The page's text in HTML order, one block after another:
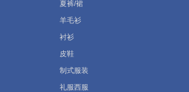
夏裤/裙
羊毛衫
衬衫
皮鞋
制式服装
礼服西服